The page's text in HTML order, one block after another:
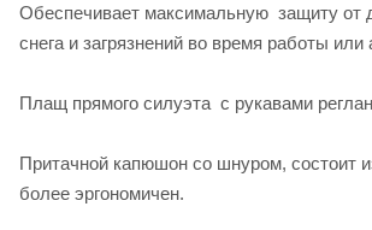
Обеспечивает максимальную защиту от
снега и загрязнений во время работы или
Плащ прямого силуэта с рукавами
Притачной капюшон со шнуром, состоит
более эргономичен.